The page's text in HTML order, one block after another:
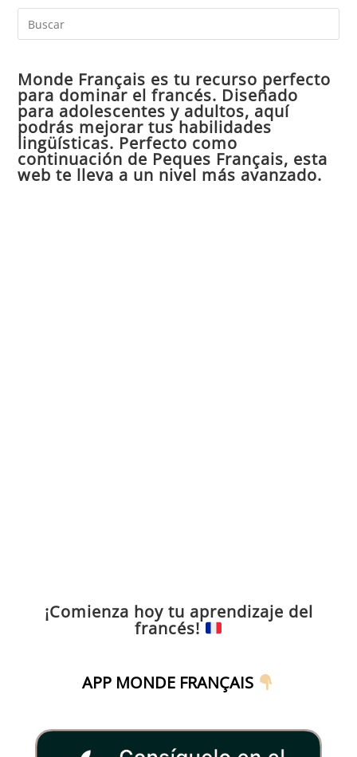
Monde Français es tu recurso perfecto
para dominar el francés. Diseñado
para adolescentes y adultos, aquí
podrás mejorar tus habilidades
lingüísticas. Perfecto como
continuación de Peques Français, esta
web te lleva a un nivel más avanzado.
¡Comienza hoy tu aprendizaje del
francés!
APP MONDE FRANÇAIS